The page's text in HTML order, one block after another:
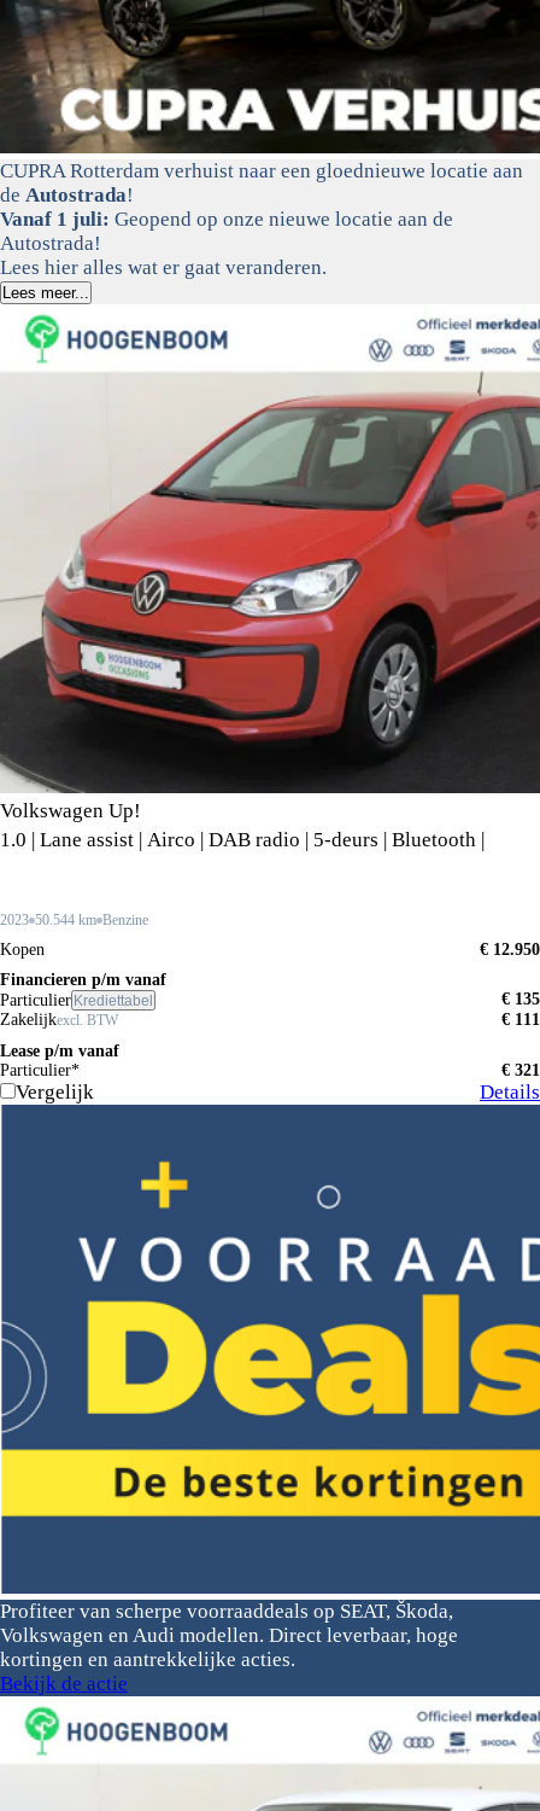
CUPRA Rotterdam verhuist naar een gloednieuwe locatie aan
de Autostrada!
Vanaf 1 juli: Geopend op onze nieuwe locatie aan de
Autostrada!
Lees hier alles wat er gaat veranderen.
Lees meer...
Volkswagen Up!
1.0 | Lane assist | Airco | DAB radio | 5-deurs | Bluetooth |
2023 50.544 km Benzine
Kopen
€ 12.950
Financieren p/m vanaf
Particulier Krediettabel
€ 135
Zakelijkexcl. BTW
€ 111
Lease p/m vanaf
Particulier*
€ 321
Vergelijk Details
Profiteer van scherpe voorraaddeals op SEAT, Škoda,
Volkswagen en Audi modellen. Direct leverbaar, hoge
kortingen en aantrekkelijke acties.
Bekijk de actie